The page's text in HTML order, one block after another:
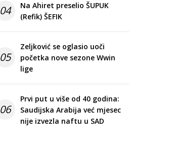
04
Na Ahiret preselio ŠUPUK
(Refik) ŠEFIK
05
Zeljković se oglasio uoči
početka nove sezone Wwin
lige
06
Prvi put u više od 40 godina:
Saudijska Arabija već mjesec
nije izvezla naftu u SAD